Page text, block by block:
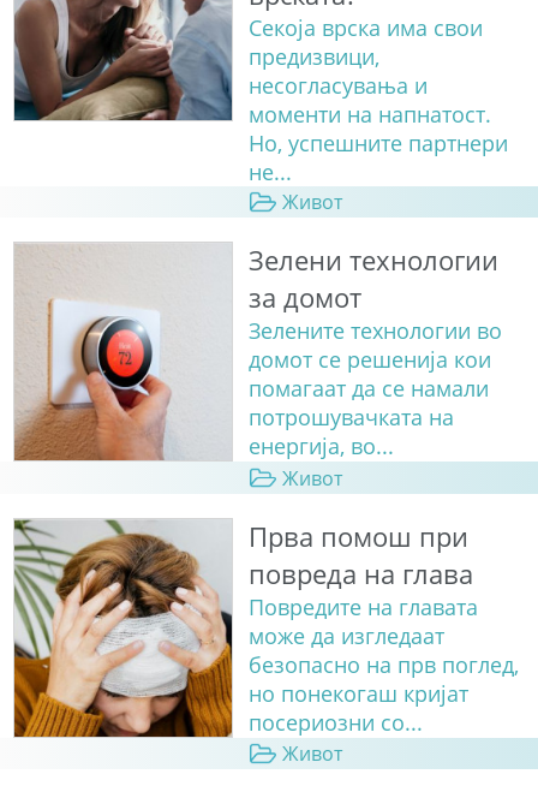
Секоја врска има свои
предизвици,
несогласувања и
моменти на напнатост.
Но, успешните партнери
не...
Живот
Зелени технологии
за домот
Зелените технологии во
домот се решенија кои
помагаат да се намали
потрошувачката на
енергија, во...
Живот
Прва помош при
повреда на глава
Повредите на главата
може да изгледаат
безопасно на прв поглед,
но понекогаш кријат
посериозни со...
Живот